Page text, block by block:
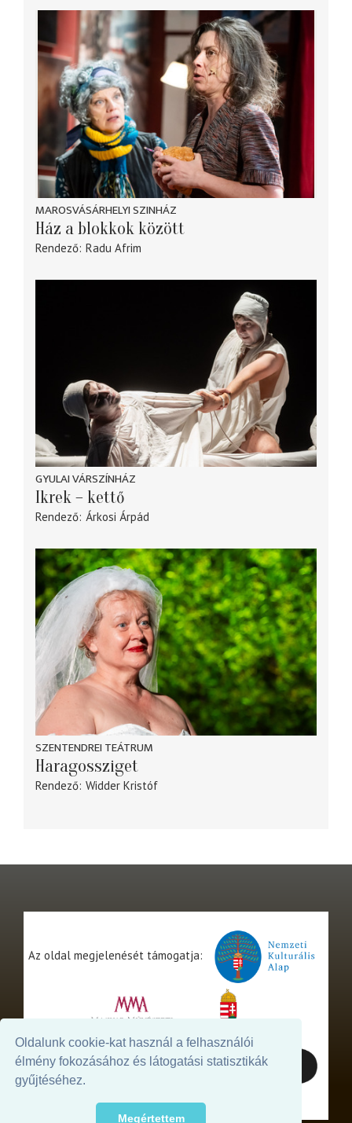
Oldalunk cookie-kat használ a felhasználói
élmény fokozásához és látogatási statisztikák
gyűjtéséhez.
Megértettem
MAROSVÁSÁRHELYI SZINHÁZ
Ház a blokkok között
Rendező Radu Afrim
GYULAI VÁRSZÍNHÁZ
Ikrek – kettő
Rendező Árkosi Árpád
SZENTENDREI TEÁTRUM
Haragossziget
Rendező Widder Kristóf
Az oldal megjelenését támogatja: